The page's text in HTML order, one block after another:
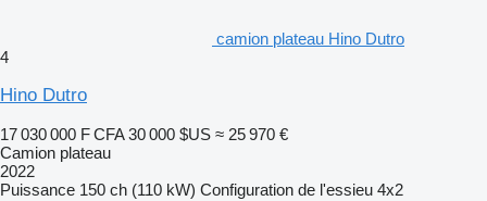
camion plateau Hino Dutro
4
Hino Dutro
17 030 000 F CFA 30 000 $US ≈ 25 970 €
Camion plateau
2022
Puissance 150 ch (110 kW) Configuration de l'essieu 4x2